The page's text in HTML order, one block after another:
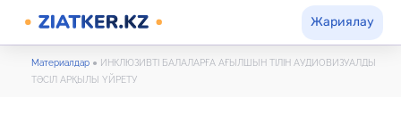
Жариялау
Материалдар ● ИНКЛЮЗИВТІ БАЛАЛАРҒА АҒЫЛШЫН ТІЛІН АУДИОВИЗУАЛДЫ
ТӘСІЛ АРҚЫЛЫ ҮЙРЕТУ